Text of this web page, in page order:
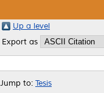
Up a level
Export as
Jump to: Tesis